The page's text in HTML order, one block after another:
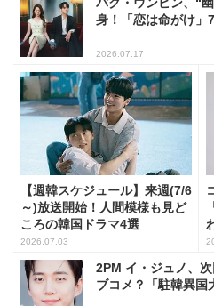
身！「恋は命がけ」
2026.07.17
【週韓スケジュール】来週(7/6
～)放送開始！人間模様も見ど
ころの韓国ドラマ4選
2026.07.03
2PM イ・ジュノ、
ブコメ？「駐韓異国